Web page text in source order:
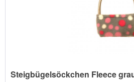
Steigbügelsöckchen Fleece